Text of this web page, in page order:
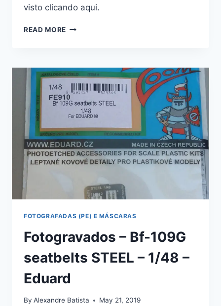
visto clicando aqui.
READ MORE FOTOGRAVADOS
2
WEEKEND
–
1/48
EDUARD
FOTOGRAFADAS (PE) E MÁSCARAS
Fotogravados – Bf-109G
seatbelts STEEL – 1/48 –
Eduard
By Alexandre Batista May 21, 2019